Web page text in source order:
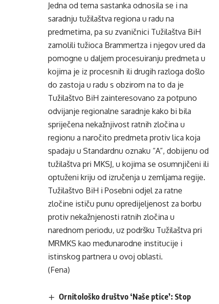
Jedna od tema sastanka odnosila se i na
saradnju tužilaštva regiona u radu na
predmetima, pa su zvaničnici Tužilaštva BiH
zamolili tužioca Brammertza i njegov ured da
pomogne u daljem procesuiranju predmeta u
kojima je iz procesnih ili drugih razloga došlo
do zastoja u radu s obzirom na to da je
Tužilaštvo BiH zainteresovano za potpuno
odvijanje regionalne saradnje kako bi bila
spriječena nekažnjivost ratnih zločina u
regionu a naročito predmeta protiv lica koja
spadaju u Standardnu oznaku “A”, dobijenu od
tužilaštva pri MKSJ, u kojima se osumnjičeni ili
optuženi kriju od izručenja u zemljama regije.
Tužilaštvo BiH i Posebni odjel za ratne
zločine ističu punu opredijeljenost za borbu
protiv nekažnjenosti ratnih zločina u
narednom periodu, uz podršku Tužilaštva pri
MRMKS kao međunarodne institucije i
istinskog partnera u ovoj oblasti.
(Fena)
Ornitološko društvo ‘Naše ptice’: Stop